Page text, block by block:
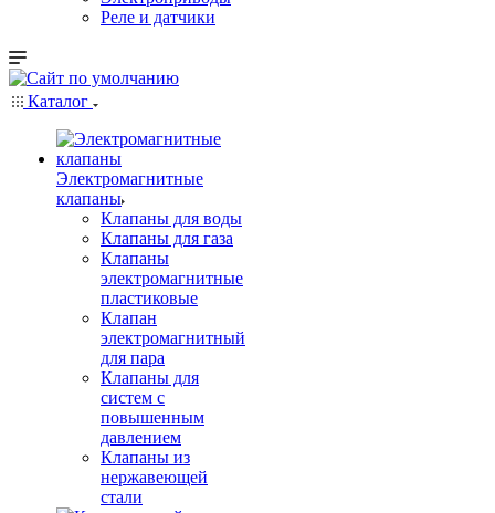
Реле и датчики
Каталог
Электромагнитные
клапаны
Клапаны для воды
Клапаны для газа
Клапаны
электромагнитные
пластиковые
Клапан
электромагнитный
для пара
Клапаны для
систем с
повышенным
давлением
Клапаны из
нержавеющей
стали